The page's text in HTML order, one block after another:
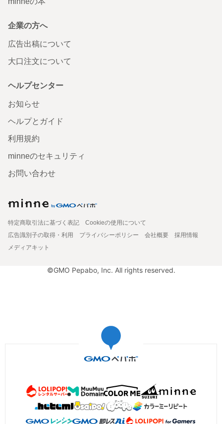
企業の方へ
広告出稿について
大口注文について
ヘルプセンター
お知らせ
ヘルプとガイド
利用規約
minneのセキュリティ
お問い合わせ
特定商取引法に基づく表記
Cookieの使用について
広告識別子の取得・利用
プライバシーポリシー 会社概要
採用情報
メディアキット
©GMO Pepabo, Inc. All rights reserved.